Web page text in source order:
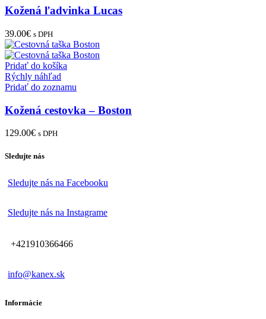
Kožená ľadvinka Lucas
39.00€ s DPH
Pridať do košíka
Rýchly náhľad
Pridať do zoznamu
Kožená cestovka – Boston
129.00€ s DPH
Sledujte nás
Sledujte nás na Facebooku
Sledujte nás na Instagrame
+421910366466
info@kanex.sk
Informácie